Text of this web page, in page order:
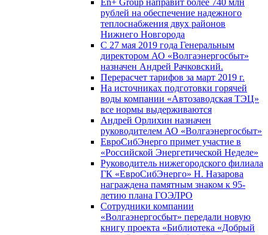
En+ Group направит более 740 млн
рублей на обеспечение надежного
теплоснабжения двух районов
Нижнего Новгорода
С 27 мая 2019 года Генеральным
директором АО «Волгаэнергосбыт»
назначен Андрей Рачковский.
Перерасчет тарифов за март 2019 г.
На источниках подготовки горячей
воды компании «Автозаводская ТЭЦ»
все нормы выдерживаются
Андрей Орлихин назначен
руководителем АО «Волгаэнергосбыт»
ЕвроСибЭнерго примет участие в
«Российской Энергетической Неделе»
Руководитель нижегородского филиала
ГК «ЕвроСибЭнерго» Н. Назарова
награждена памятным знаком к 95-
летию плана ГОЭЛРО
Сотрудники компании
«Волгаэнергосбыт» передали новую
книгу проекта «Библиотека «Добрый